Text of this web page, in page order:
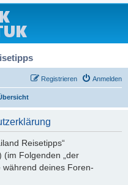
Anmelden
Registrieren
Reisetipps“
(im Folgenden „der
während deines Foren-